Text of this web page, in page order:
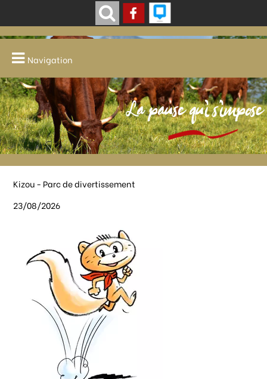
Navigation
La pause qui s'impose
Kizou - Parc de divertissement
23/08/2026